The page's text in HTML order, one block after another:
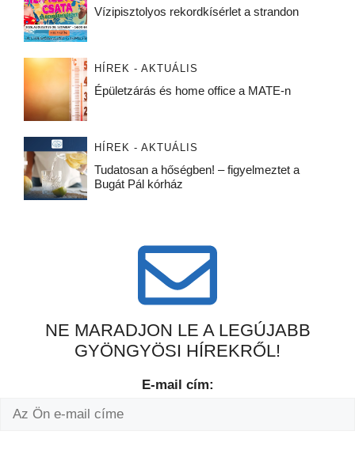
Vízipisztolyos rekordkísérlet a strandon
HÍREK - AKTUÁLIS
Épületzárás és home office a MATE-n
HÍREK - AKTUÁLIS
Tudatosan a hőségben! – figyelmeztet a
Bugát Pál kórház
NE MARADJON LE A LEGÚJABB
GYÖNGYÖSI HÍREKRŐL!
E-mail cím: